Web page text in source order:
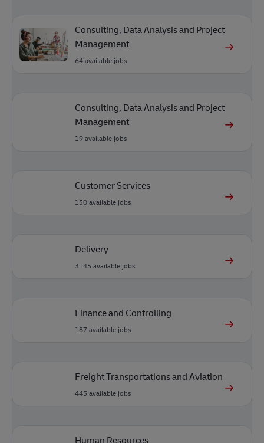
Consulting, Data Analysis and Project
Management
64available jobs
Consulting, Data Analysis and Project
Management
19available jobs
Customer Services
130available jobs
Delivery
3145 available jobs
Finance and Controlling
187 available jobs
Freight Transportations and Aviation
445 available jobs
Human Resources